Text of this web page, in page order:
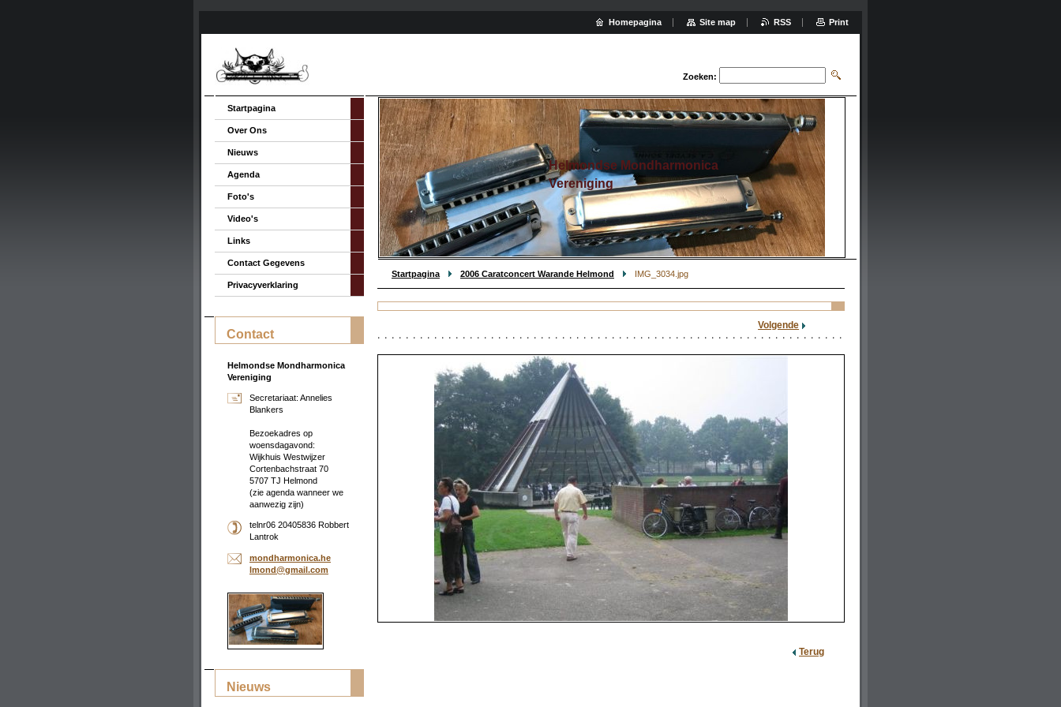
Zoeken:
Helmondse Mondharmonica
Vereniging
Startpagina 2006 Caratconcert Warande Helmond IMG_3034.jpg
Volgende
Terug
Startpagina
Over Ons
Nieuws
Agenda
Foto's
Video's
Links
Contact Gegevens
Privacyverklaring
Contact
Helmondse Mondharmonica
Vereniging
Secretariaat: Annelies
Blankers
Bezoekadres op
woensdagavond:
Wijkhuis Westwijzer
Cortenbachstraat 70
5707 TJ Helmond
(zie agenda wanneer we
aanwezig zijn)
telnr06 20405836 Robbert
Lantrok
mondharmonica.he
lmond@gmail.com
Nieuws
Homepagina Site map RSS Print